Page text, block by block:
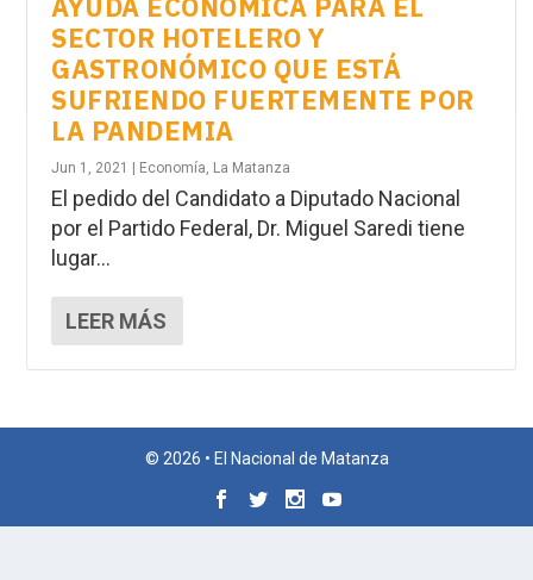
AYUDA ECONÓMICA PARA EL
SECTOR HOTELERO Y
GASTRONÓMICO QUE ESTÁ
SUFRIENDO FUERTEMENTE POR
LA PANDEMIA
Jun 1, 2021 Economía, La Matanza
El pedido del Candidato a Diputado Nacional
por el Partido Federal, Dr. Miguel Saredi tiene
lugar...
LEER MÁS
© 2026 • El Nacional de Matanza